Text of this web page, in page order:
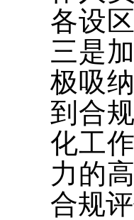
各设
三是
极吸
到合
化工
力的
合规